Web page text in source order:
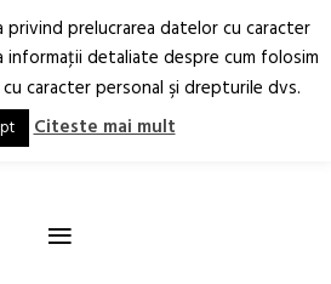
RO EN
≡
privind prelucrarea datelor cu caracter
informaţii detaliate despre cum folosim
caracter personal şi drepturile dvs.
Citeste mai mult